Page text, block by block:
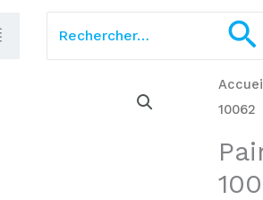
10062
de
de
rames